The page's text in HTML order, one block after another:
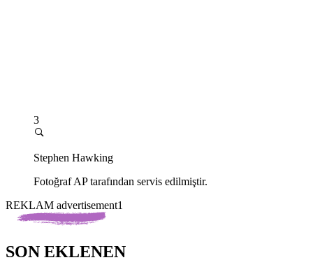
3
Stephen Hawking
Fotoğraf AP tarafından servis edilmiştir.
REKLAM advertisement1
SON EKLENEN